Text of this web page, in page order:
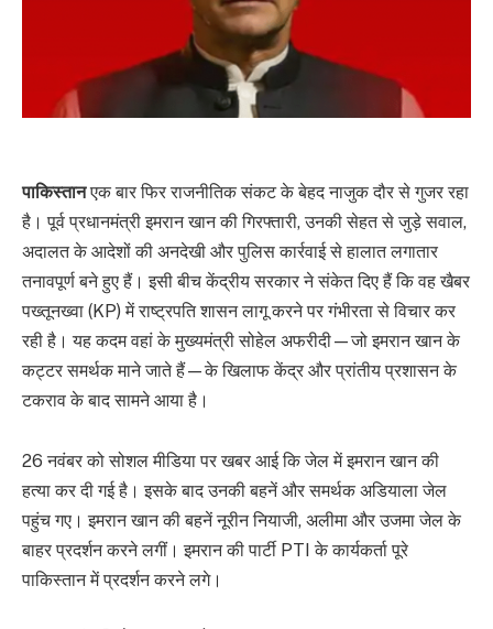
पाकिस्तानएक बार फिर राजनीतिक संकट के बेहद नाजुक दौर से गुजर रहा
है। पूर्व प्रधानमंत्री इमरान खान की गिरफ्तारी, उनकी सेहत से जुड़े सवाल,
अदालत के आदेशों की अनदेखी और पुलिस कार्रवाई से हालात लगातार
तनावपूर्ण बने हुए हैं। इसी बीच केंद्रीय सरकार ने संकेत दिए हैं कि वह खैबर
पख्तूनख्वा (KP) में राष्ट्रपति शासन लागू करने पर गंभीरता से विचार कर
रही है। यह कदम वहां के मुख्यमंत्री सोहेल अफरीदी—जो इमरान खान के
कट्टर समर्थक माने जाते हैं—के खिलाफ केंद्र और प्रांतीय प्रशासन के
टकराव के बाद सामने आया है।
26 नवंबर को सोशल मीडिया पर खबर आई कि जेल में इमरान खान की
हत्या कर दी गई है। इसके बाद उनकी बहनें और समर्थक अडियाला जेल
पहुंच गए। इमरान खान की बहनें नूरीन नियाजी, अलीमा और उजमा जेल के
बाहर प्रदर्शन करने लगीं। इमरान की पार्टी PTI के कार्यकर्ता पूरे
पाकिस्तान में प्रदर्शन करने लगे।